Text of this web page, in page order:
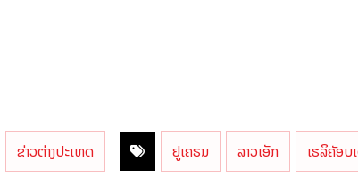
ຂ່າວຕ່າງປະເທດ ຢູເຄຣນ ລາວເອັກ ເຮລິຄັອບ